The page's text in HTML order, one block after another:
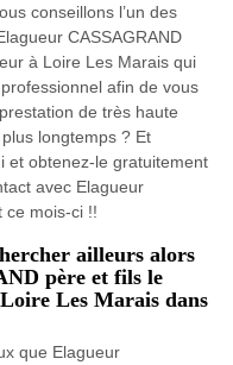
conseillons l’un des
CASSAGRAND
à Loire Les Marais qui
afin de vous
de très haute
longtemps ? Et
et obtenez-le gratuitement
avec Elagueur
ce mois-ci !!
ailleurs alors
père et fils le
Les Marais dans
que Elagueur